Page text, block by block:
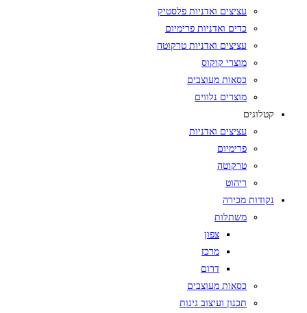
עציצים ואדניות פלסטיק
כדים ואדניות פרימיום
עציצים ואדניות טרקוטה
מוצרי קוקוס
כסאות מעוצבים
מוצרים נלווים
קטלוגים
עציצים ואדניות
פרימיום
טרקוטה
ריהוט
נקודות מכירה
משתלות
צפון
מרכז
דרום
כסאות מעוצבים
תכנון ועיצוב גינות